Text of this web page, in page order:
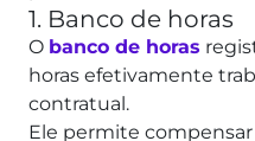
1. Banco de horas
O banco de horas
horas efetivamente
contratual.
Ele permite